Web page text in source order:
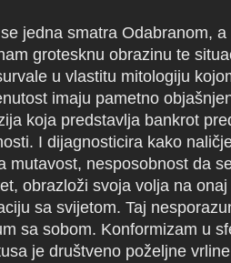
jedna smatra Odabranom, a
grotesknu obrazinu te
u vlastitu mitologiju
imaju pametno
koja predstavlja bankrot
I dijagnosticira kako
mutavost, nesposobnost da
obrazloži svoja volja na
sa svijetom. Taj
sa sobom. Konformizam u
je društveno poželjne